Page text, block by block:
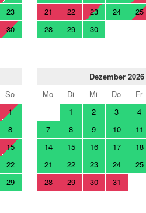
23
30
21
22 23 24 25
28
29 30
So
1
8
15
22
29
Dezember 2026
Mo
Di Mi Do Fr
1
2 3 4
7
8 9 10 11
14
15 16 17 18
21
22 23 24 25
28
29 30 31